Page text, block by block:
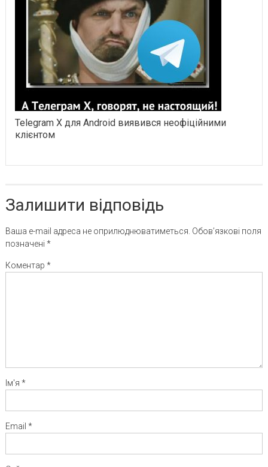
Telegram X для Android виявився неофіційними
клієнтом
Залишити відповідь
Ваша e-mail адреса не оприлюднюватиметься. Обов’язкові поля
позначені *
Коментар *
Ім'я *
Email *